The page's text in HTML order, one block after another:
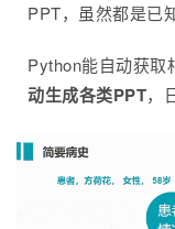
PPT，虽然都是已
Python能自动获取
动生成各类PPT，